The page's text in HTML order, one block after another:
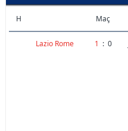
H Maç
Lazio Rome 1 : 0